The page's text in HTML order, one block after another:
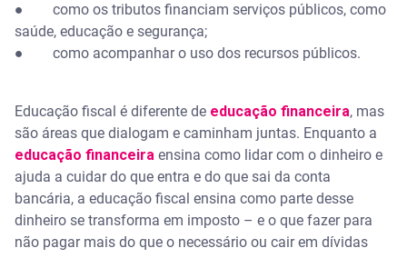
● como os tributos financiam serviços públicos, como
saúde, educação e segurança;
● como acompanhar o uso dos recursos públicos.
Educação fiscal é diferente de educação financeira, mas
são áreas que dialogam e caminham juntas. Enquanto a
educação financeira ensina como lidar com o dinheiro e
ajuda a cuidar do que entra e do que sai da conta
bancária, a educação fiscal ensina como parte desse
dinheiro se transforma em imposto – e o que fazer para
não pagar mais do que o necessário ou cair em dívidas